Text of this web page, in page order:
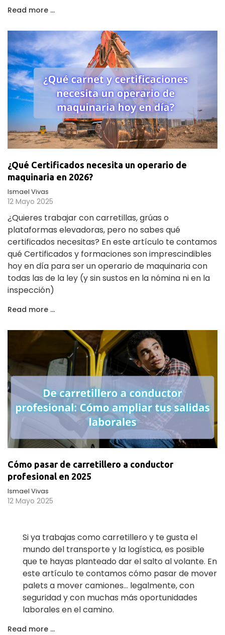
Read more …
¿Qué Certificados necesita un operario de
maquinaria en 2026?
Ismael Vivas
12 Mayo 2025
¿Quieres trabajar con carretillas, grúas o
plataformas elevadoras, pero no sabes qué
certificados necesitas? En este artículo te contamos
qué Certificados y formaciones son imprescindibles
hoy en día para ser un operario de maquinaria con
todas las de la ley (y sin sustos en la nómina ni en la
inspección)
Read more …
Cómo pasar de carretillero a conductor
profesional en 2025
Ismael Vivas
12 Mayo 2025
Si ya trabajas como carretillero y te gusta el
mundo del transporte y la logística, es posible
que te hayas planteado dar el salto al volante. En
este artículo te contamos cómo pasar de mover
palets a mover camiones… legalmente, con
seguridad y con muchas más oportunidades
laborales en el camino.
Read more …